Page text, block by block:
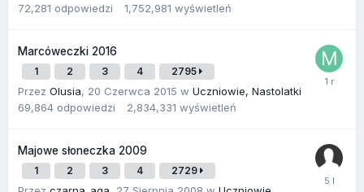
72,281 odpowiedzi 1,752,981 wyświetleń
Marcóweczki 2016
1 2 3 4 2795
Przez Olusia, 20 Czerwca 2015 w Uczniowie, Nastolatki
69,864 odpowiedzi 2,834,331 wyświetleń
Majowe słoneczka 2009
1 2 3 4 2729